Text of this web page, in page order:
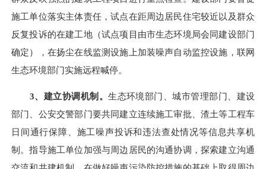
施工单位落实主体责任，试点在距周边居民住宅较近以及群众
反复投诉的在建工地（试点项目由市生态环境局会同建设部门
确定），在扬尘在线监测设施上加装噪声自动监控设施，联网
生态环境部门实施远程喊停。
3、建立协调机制。生态环境部门、城市管理部门、建设
部门、 公安交警部门要共同建立连续施工审批、渣土等工程车
日间通行保障、 施工噪声投诉和违法查处情况等信息共享机
制。指导施工单位加强与周边居民的沟通协调，探索建立沟通